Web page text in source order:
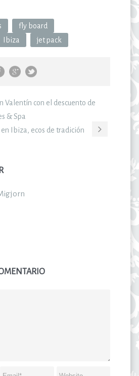
fly board
Ibiza jet pack
Valentín con el descuento de
& Spa
Ibiza, ecos de tradición